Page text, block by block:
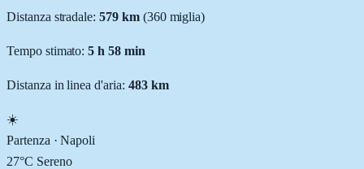
Distanza stradale:579km (360miglia)
Tempo stimato:5 h 58 min
Distanza in linea d'aria: 483km
☀️
Partenza ·Napoli
27°C Sereno